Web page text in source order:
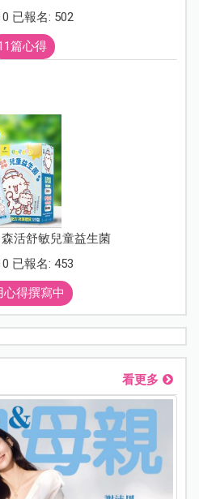
已報名: 502
篇心得
森活舒敏兒童益生菌
已報名: 453
心得撰寫中
看更多